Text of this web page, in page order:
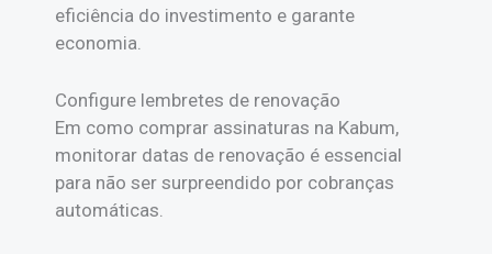
eficiência do investimento e garante
economia.
Configure lembretes de renovação
Em como comprar assinaturas na Kabum,
monitorar datas de renovação é essencial
para não ser surpreendido por cobranças
automáticas.